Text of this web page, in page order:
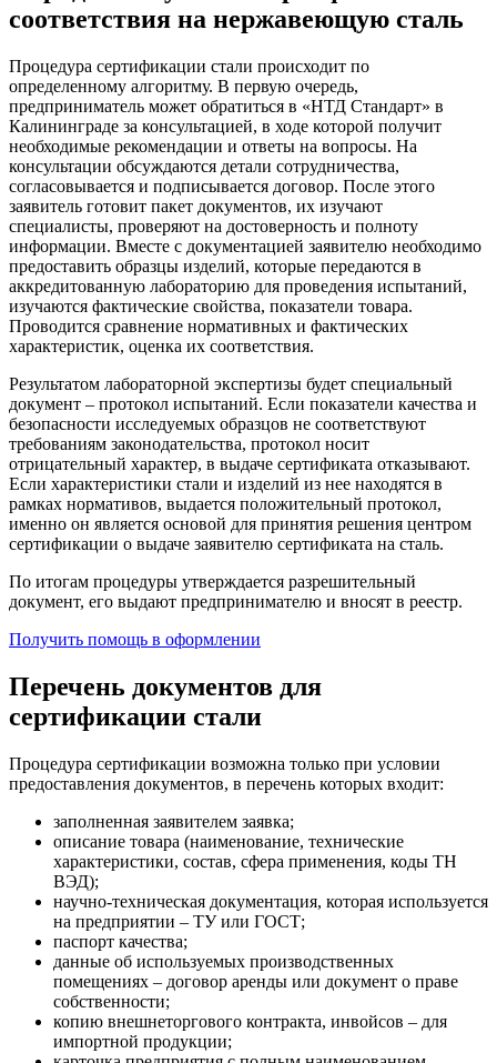
соответствия на нержавеющую сталь
Процедура сертификации стали происходит по
определенному алгоритму. В первую очередь,
предприниматель может обратиться в «НТД Стандарт» в
Калининграде за консультацией, в ходе которой получит
необходимые рекомендации и ответы на вопросы. На
консультации обсуждаются детали сотрудничества,
согласовывается и подписывается договор. После этого
заявитель готовит пакет документов, их изучают
специалисты, проверяют на достоверность и полноту
информации. Вместе с документацией заявителю необходимо
предоставить образцы изделий, которые передаются в
аккредитованную лабораторию для проведения испытаний,
изучаются фактические свойства, показатели товара.
Проводится сравнение нормативных и фактических
характеристик, оценка их соответствия.
Результатом лабораторной экспертизы будет специальный
документ – протокол испытаний. Если показатели качества и
безопасности исследуемых образцов не соответствуют
требованиям законодательства, протокол носит
отрицательный характер, в выдаче сертификата отказывают.
Если характеристики стали и изделий из нее находятся в
рамках нормативов, выдается положительный протокол,
именно он является основой для принятия решения центром
сертификации о выдаче заявителю сертификата на сталь.
По итогам процедуры утверждается разрешительный
документ, его выдают предпринимателю и вносят в реестр.
Получить помощь в оформлении
Перечень документов для
сертификации стали
Процедура сертификации возможна только при условии
предоставления документов, в перечень которых входит:
заполненная заявителем заявка;
описание товара (наименование, технические
характеристики, состав, сфера применения, коды ТН
ВЭД);
научно-техническая документация, которая используется
на предприятии – ТУ или ГОСТ;
паспорт качества;
данные об используемых производственных
помещениях – договор аренды или документ о праве
собственности;
копию внешнеторгового контракта, инвойсов – для
импортной продукции;